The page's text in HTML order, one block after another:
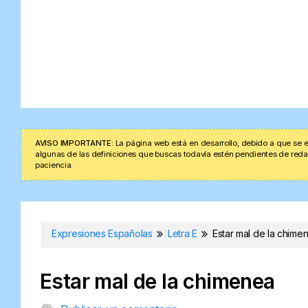
AVISO IMPORTANTE: La página web está en desarrollo, debido a que
algunas de las definiciones que buscas todavía estén pendientes de
paciencia.
Expresiones Españolas Letra E Estar mal de la
Estar mal de la chimenea